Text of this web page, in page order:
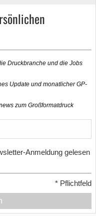
Druckbranche und die Jobs
Update und monatlicher GP-
zum Großformatdruck
Anmeldung gelesen
* Pflichtfeld